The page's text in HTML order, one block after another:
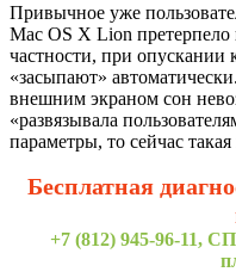
Привычное уже
Mac OS X Lion
частности, при
«засыпают»
внешним экраном сон
«развязывала
параметры, то сейчас
Бесплатная
+7 (812) 945-96-11,